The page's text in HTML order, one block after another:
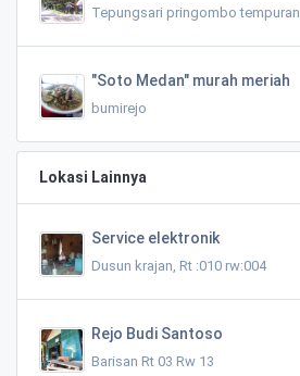
Tepungsari pringombo tempuran
"Soto Medan" murah meriah
bumirejo
Lokasi Lainnya
Service elektronik
Dusun krajan, Rt :010 rw:004
Rejo Budi Santoso
Barisan Rt 03 Rw 13